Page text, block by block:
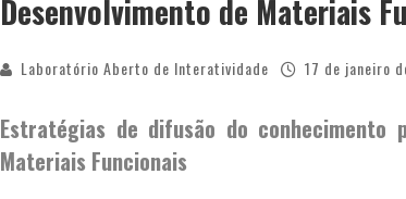
Desenvolvimento de Materiais
Laboratório Aberto de Interatividade 17 de janeiro
Estratégias de difusão do conhecimento
Materiais Funcionais